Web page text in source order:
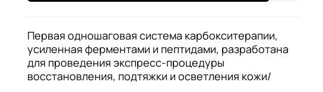
Первая одношаговая система карбокситерапии,
усиленная ферментами и пептидами, разработана
для проведения экспресс-процедуры
восстановления, подтяжки и осветления кожи/